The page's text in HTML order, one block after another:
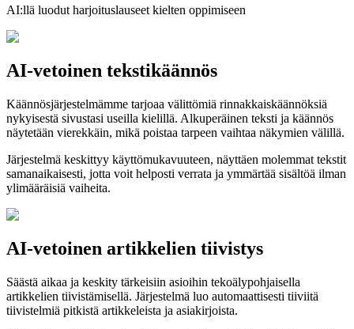
AI:llä luodut harjoituslauseet kielten oppimiseen
AI-vetoinen tekstikäännös
Käännösjärjestelmämme tarjoaa välittömiä rinnakkaiskäännöksiä
nykyisestä sivustasi useilla kielillä. Alkuperäinen teksti ja käännös
näytetään vierekkäin, mikä poistaa tarpeen vaihtaa näkymien välillä.
Järjestelmä keskittyy käyttömukavuuteen, näyttäen molemmat tekstit
samanaikaisesti, jotta voit helposti verrata ja ymmärtää sisältöä ilman
ylimääräisiä vaiheita.
AI-vetoinen artikkelien tiivistys
Säästä aikaa ja keskity tärkeisiin asioihin tekoälypohjaisella
artikkelien tiivistämisellä. Järjestelmä luo automaattisesti tiiviitä
tiivistelmiä pitkistä artikkeleista ja asiakirjoista.